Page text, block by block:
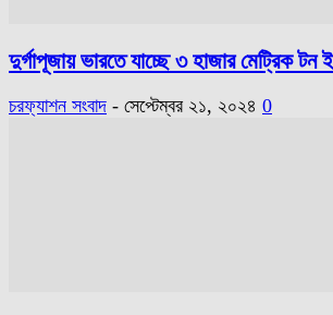
দুর্গাপূজায় ভারতে যাচ্ছে ৩ হাজার মেট্রিক টন
চরফ্যাশন সংবাদ - সেপ্টেম্বর ২১, ২০২৪ 0